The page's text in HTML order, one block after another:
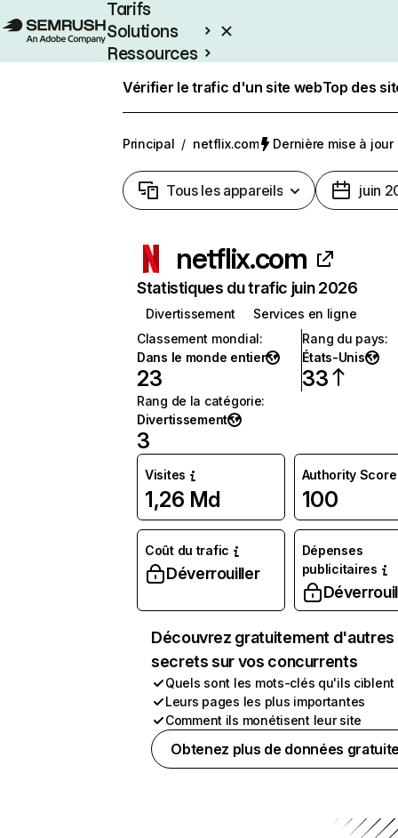
Tarifs
Solutions
Ressources
Vérifier le trafic d'un site webTop des
Principal / netflix.com Dernière mise à jour
Tous les appareils juin
netflix.com
Statistiques du trafic juin 2026
Divertissement
Services en ligne
Classement mondial:
Dans le monde entier
23
Rang du pays:
États-Unis
33
Rang de la catégorie:
Divertissement
3
Visites
1,26 Md
Authority Score
100
Coût du trafic
Déverrouiller
Dépenses
publicitaires
Découvrez gratuitement d'autres
secrets sur vos concurrents
Quels sont les mots-clés qu'ils ciblent
Leurs pages les plus importantes
Comment ils monétisent leur site
Obtenez plus de données